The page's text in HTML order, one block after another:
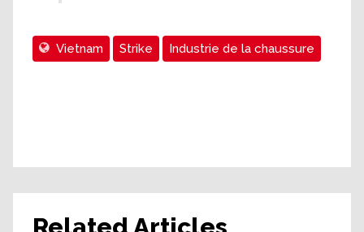
Vietnam Strike Industrie de la chaussure